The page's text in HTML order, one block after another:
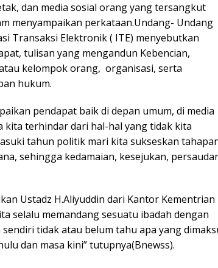
dan media sosial orang yang tersangkut
menyampaikan perkataan.Undang- Undang
Transaksi Elektronik ( ITE) menyebutkan
tulisan yang mengandun Kebencian,
kelompok orang, organisasi, serta
hukum.
pendapat baik di depan umum, di media
kita terhindar dari hal-hal yang tidak kita
tahun politik mari kita sukseskan
sehingga kedamaian, kesejukan,
Ustadz H.Aliyuddin dari Kantor Kementrian
selalu memandang sesuatu ibadah dengan
tidak atau belum tahu apa yang
dan masa kini” tutupnya(Bnewss).